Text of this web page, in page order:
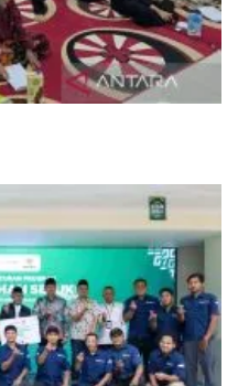
untuk 100 anak